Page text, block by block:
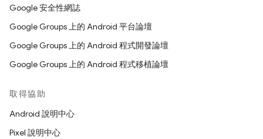
Google 安全性網誌
Google Groups 上的 Android 平台論壇
Google Groups 上的 Android 程式開發論壇
Google Groups 上的 Android 程式移植論壇
取得協助
Android 說明中心
Pixel 說明中心